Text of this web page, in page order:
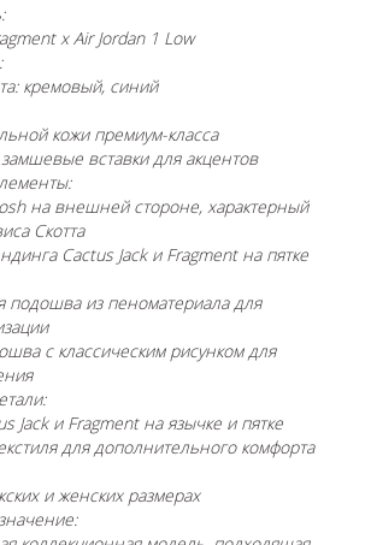
x Air Jordan 1 Low
кремовый, синий
кожи премиум-класса
вставки для акцентов
на внешней стороне, характерный
Скотта
Cactus Jack и Fragment на пятке
подошва из пеноматериала для
с классическим рисунком для
Jack и Fragment на язычке и пятке
для дополнительного комфорта
и женских размерах